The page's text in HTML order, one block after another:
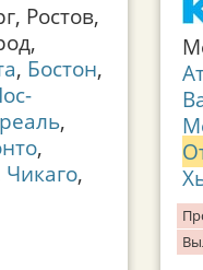
Ростов,
, Бостон,
,
,
Чикаго,